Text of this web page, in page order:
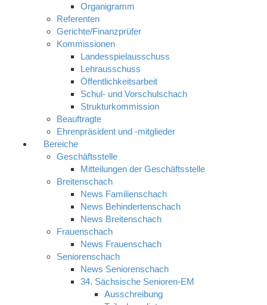
Organigramm
Referenten
Gerichte/Finanzprüfer
Kommissionen
Landesspielausschuss
Lehrausschuss
Öffentlichkeitsarbeit
Schul- und Vorschulschach
Strukturkommission
Beauftragte
Ehrenpräsident und -mitglieder
Bereiche
Geschäftsstelle
Mitteilungen der Geschäftsstelle
Breitenschach
News Familienschach
News Behindertenschach
News Breitenschach
Frauenschach
News Frauenschach
Seniorenschach
News Seniorenschach
34. Sächsische Senioren-EM
Ausschreibung